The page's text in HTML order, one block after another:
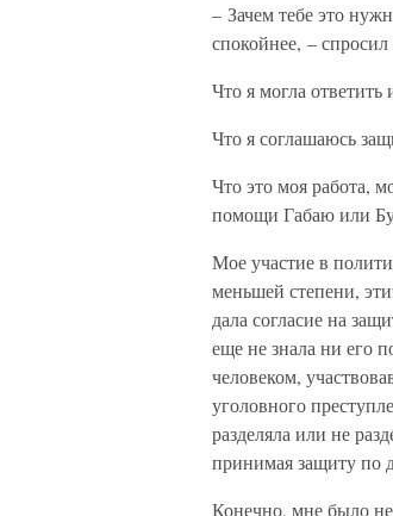
– Зачем тебе это
спокойнее, –
Что я могла ответить
Что я соглашаюсь
Что это моя работа,
помощи Габаю или
Мое участие в
меньшей степени,
дала согласие на
еще не знала ни его
человеком,
уголовного
разделяла или не
принимая защиту по
Конечно, мне было